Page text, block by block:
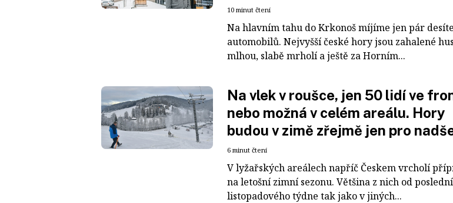
10 minut čtení
Na hlavním tahu do Krkonoš míjíme jen pár
automobilů. Nejvyšší české hory jsou zahalené
mlhou, slabě mrholí a ještě za Horním...
Na vlek v roušce, jen 50 lidí ve
nebo možná v celém areálu. Hory
budou v zimě zřejmě jen pro
6 minut čtení
V lyžařských areálech napříč Českem vrcholí
na letošní zimní sezonu. Většina z nich od
listopadového týdne tak jako v jiných...